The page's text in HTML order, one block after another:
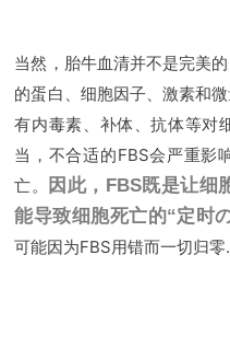
当然，胎牛血清并不是完美
的蛋白、细胞因子、激素和
有内毒素、补体、抗体等对
当，不合适的FBS会严重影
亡。
因此，FBS既是让细
能导致细胞死亡的“定时
可能因为FBS用错而一切归